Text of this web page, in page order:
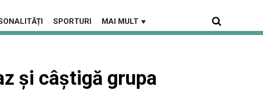
SPORTURI MAI MULT ▼
și câștigă grupa